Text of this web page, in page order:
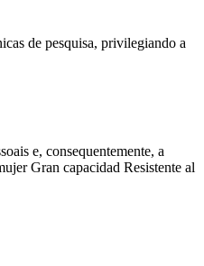
de pesquisa, privilegiando a
e, consequentemente, a
Gran capacidad Resistente al